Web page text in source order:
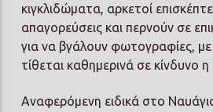
κιγκλιδώματα, αρκετοί
απαγορεύσεις και περνούν σε
για να βγάλουν φωτογραφίες,
τίθεται καθημερινά σε κίνδυνο
Αναφερόμενη ειδικά στο